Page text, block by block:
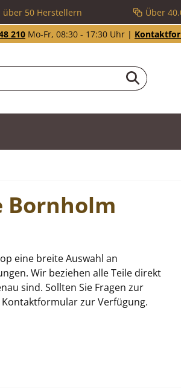
über 50 Herstellern Über
210 Mo-Fr, 08:30 - 17:30 Uhr |
Bornholm
eine breite Auswahl an
Wir beziehen alle Teile direkt
sind. Sollten Sie Fragen zur
zur Verfügung.